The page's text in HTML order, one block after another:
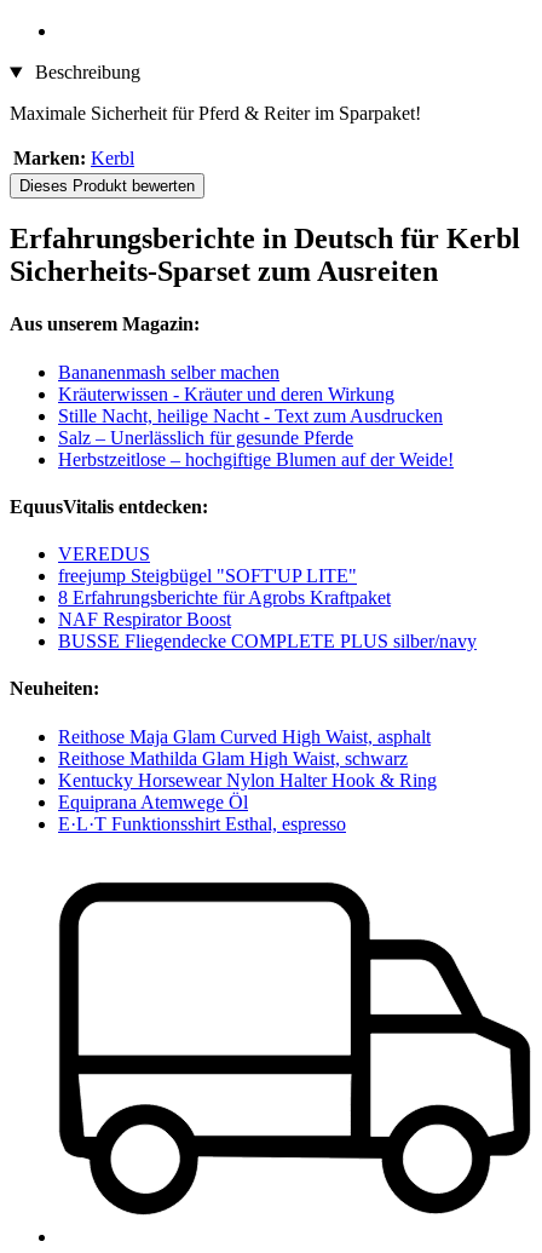
Beschreibung
Maximale Sicherheit für Pferd & Reiter im Sparpaket!
Marken: Kerbl
Dieses Produkt bewerten
Erfahrungsberichte in Deutsch für Kerbl
Sicherheits-Sparset zum Ausreiten
Aus unserem Magazin:
Bananenmash selber machen
Kräuterwissen - Kräuter und deren Wirkung
Stille Nacht, heilige Nacht - Text zum Ausdrucken
Salz – Unerlässlich für gesunde Pferde
Herbstzeitlose – hochgiftige Blumen auf der Weide!
EquusVitalis entdecken:
VEREDUS
freejump Steigbügel "SOFT'UP LITE"
8 Erfahrungsberichte für Agrobs Kraftpaket
NAF Respirator Boost
BUSSE Fliegendecke COMPLETE PLUS silber/navy
Neuheiten:
Reithose Maja Glam Curved High Waist, asphalt
Reithose Mathilda Glam High Waist, schwarz
Kentucky Horsewear Nylon Halter Hook & Ring
Equiprana Atemwege Öl
E·L·T Funktionsshirt Esthal, espresso